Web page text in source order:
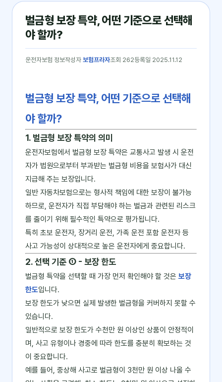
벌금형 보장 특약, 어떤 기준으로 선택해
야 할까?
운전자보험 정보작성자 보험프라자조회 262등록일 2025.11.12
벌금형 보장 특약, 어떤 기준으로 선택해
야 할까?
1. 벌금형 보장 특약의 의미
운전자보험에서 벌금형 보장 특약은 교통사고 발생 시 운전
자가 법원으로부터 부과받는 벌금형 비용을 보험사가 대신
지급해 주는 보장입니다.
일반 자동차보험으로는 형사적 책임에 대한 보장이 불가능
하므로, 운전자가 직접 부담해야 하는 벌금과 관련된 리스크
를 줄이기 위해 필수적인 특약으로 평가됩니다.
특히 초보 운전자, 장거리 운전, 가족 운전 포함 운전자 등
사고 가능성이 상대적으로 높은 운전자에게 중요합니다.
2. 선택 기준 ① - 보장 한도
벌금형 특약을 선택할 때 가장 먼저 확인해야 할 것은 보장
한도입니다.
보장 한도가 낮으면 실제 발생한 벌금형을 커버하지 못할 수
있습니다.
일반적으로 보장 한도가 수천만 원 이상인 상품이 안정적이
며, 사고 유형이나 경중에 따라 한도를 충분히 확보하는 것
이 중요합니다.
예를 들어, 중상해 사고로 벌금형이 3천만 원 이상 나올 수